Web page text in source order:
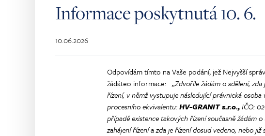
Informace poskytnutá 10. 6.
10.06.2026
Odpovídám tímto na Vaše podání, jež Nejvyšší
žádáteo informace:„Zdvořile žádám o sdělení, zda
řízení, v němž vystupuje následující právnická
procesního ekvivalentu:HV-GRANIT s.r.o.,IČO:
případě existence takových řízení současně žádám
zahájení řízení a zda je řízení dosud vedeno, nebo již